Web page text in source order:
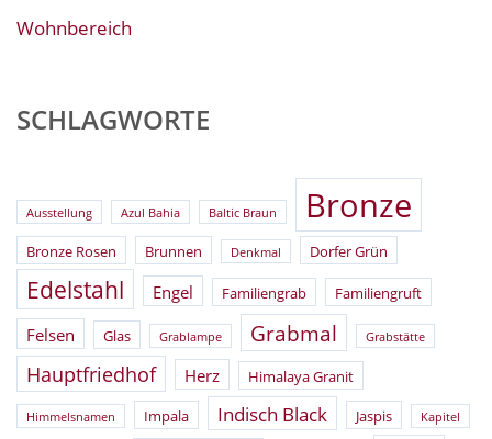
Wohnbereich
SCHLAGWORTE
Ausstellung Azul Bahia Baltic Braun Bronze
Bronze Rosen Brunnen Denkmal Dorfer Grün
Edelstahl Engel Familiengrab Familiengruft
Felsen Glas Grablampe Grabmal Grabstätte
Hauptfriedhof Herz Himalaya Granit
Himmelsnamen Impala Indisch Black Jaspis Kapitel